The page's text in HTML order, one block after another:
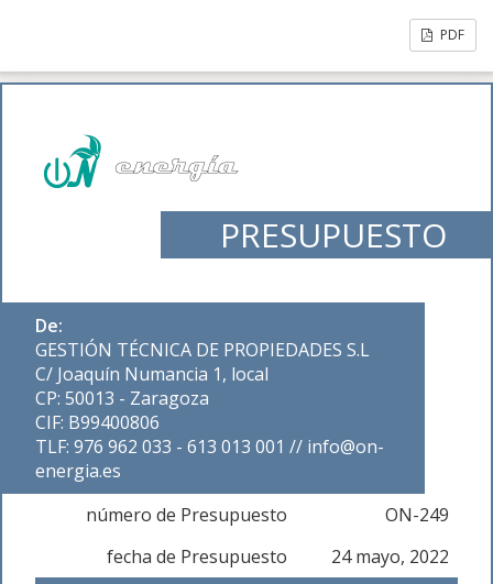
PDF
PRESUPUESTO
De:
GESTIÓN TÉCNICA DE PROPIEDADES S.L
C/ Joaquín Numancia 1, local
CP: 50013 - Zaragoza
CIF: B99400806
TLF: 976 962 033 - 613 013 001 // info@on-
energia.es
número de Presupuesto
ON-249
fecha de Presupuesto
24 mayo, 2022